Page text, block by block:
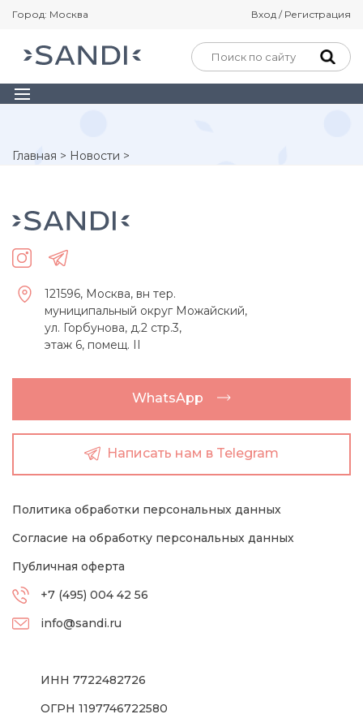
Город: Москва Вход / Регистрация
Главная > Новости >
121596, Москва, вн тер.
муниципальный округ Можайский,
ул. Горбунова, д.2 стр.3,
этаж 6, помещ. II
WhatsApp
Написать нам в Telegram
Политика обработки персональных данных
Согласие на обработку персональных данных
Публичная оферта
+7 (495) 004 42 56
info@sandi.ru
ИНН 7722482726
ОГРН 1197746722580